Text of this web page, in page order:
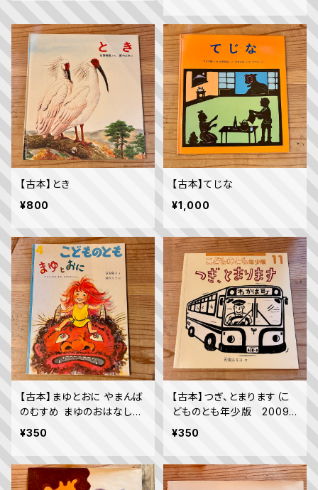
【古本】とき
¥800
【古本】てじな
¥1,000
【古本】まゆとおに やまんば
のむすめ まゆのおはなし
（こどものとも1999年4月
¥350
【古本】つぎ、とまります（こ
どものとも年少版 2009
年11月号）（第392号）
¥350